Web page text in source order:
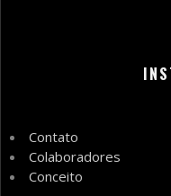
Contato
Colaboradores
Conceito